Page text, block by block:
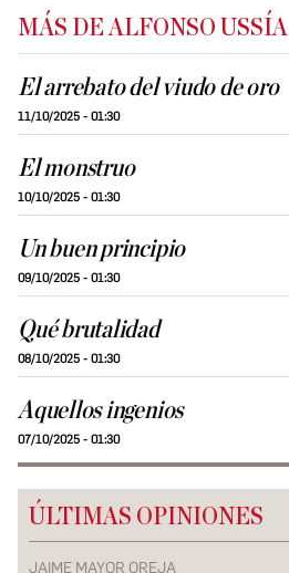
MÁS DE ALFONSO USSÍA
El arrebato del viudo de oro
11/10/2025 - 01:30
El monstruo
10/10/2025 - 01:30
Un buen principio
09/10/2025 - 01:30
Qué brutalidad
08/10/2025 - 01:30
Aquellos ingenios
07/10/2025 - 01:30
ÚLTIMAS OPINIONES
JAIME MAYOR OREJA